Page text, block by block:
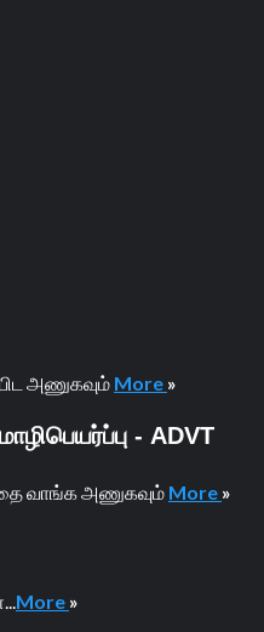
அணுகவும் More »
- ADVT
வாங்க அணுகவும் More »
More »